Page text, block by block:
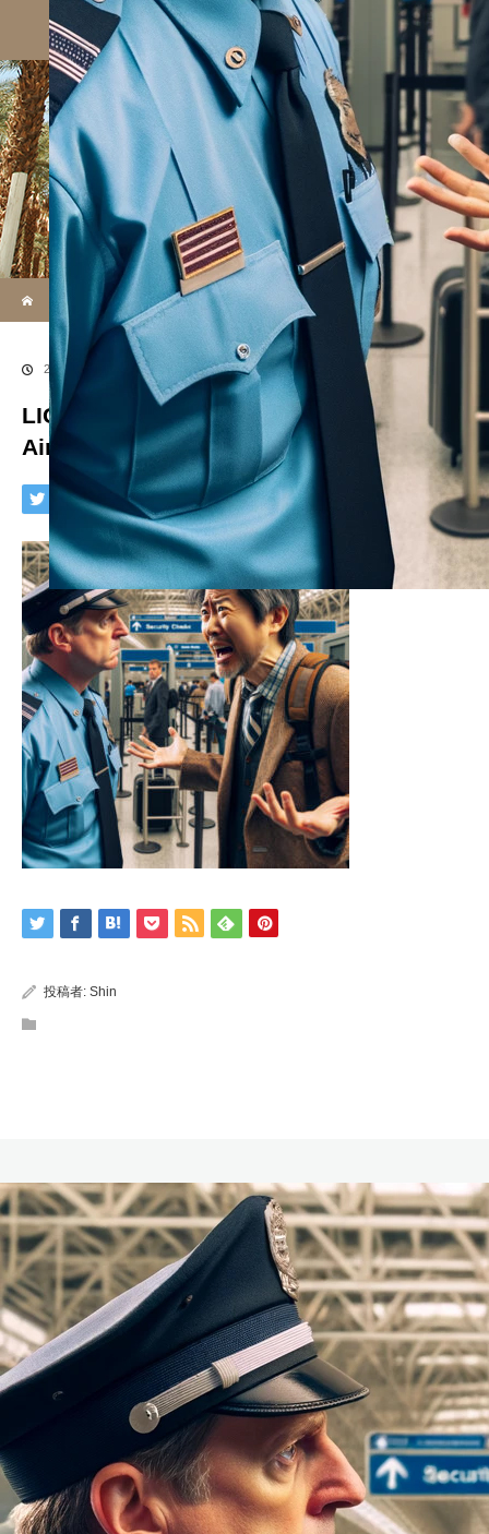
Top ABOUT US
ホーム
ブログ
LIGGIC-LosAngelesAirport_LAX-AirplaneCoonecting
2024.04.27
LIGGIC-LosAngelesAirport_LAX-
AirplaneCoonecting
投稿者: Shin